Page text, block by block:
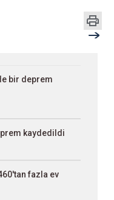
bir deprem
kaydedildi
fazla ev